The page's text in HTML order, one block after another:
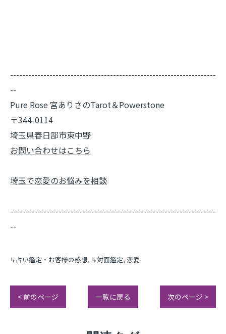
--------------------------------------------------------------------
--
Pure Rose 宮ありさのTarot＆Powerstone
〒344-0114
埼玉県春日部市東中野
お問い合わせはこちら
埼玉で恋愛のお悩みを相談
--------------------------------------------------------------------
--
↳占い鑑定・お客様の感想 ↳対面鑑定 恋愛
< 前のページ 一覧に戻る 次のページ >